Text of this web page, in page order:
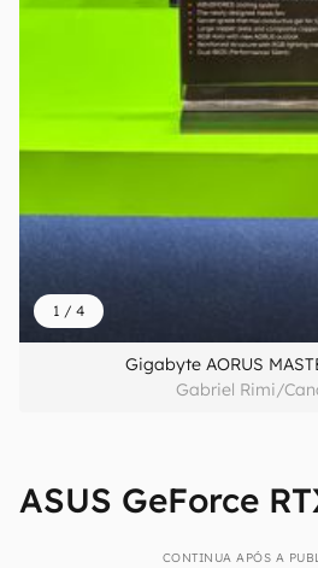
1 / 4
Gigabyte AORUS
Gabriel Rimi/
ASUS GeForce
CONTINUA APÓS A